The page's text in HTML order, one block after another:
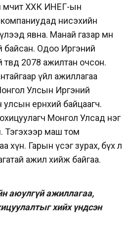
өмчит ХХК ИНЕГ-ын
нисэхийн
явна. Манай газар өмнө
байсан. Одоо Иргэний
2078 ажилтан очсон.
үйл ажиллагаа
Улсын Иргэний
ерөнхий байцаагч.
Монгол Улсад нэг
Тэгэхээр маш том
хүн. Гарын үсэг зурах, бүх л
ажил хийж байгаа.
аюулгүй ажиллагаа,
хийх үндсэн